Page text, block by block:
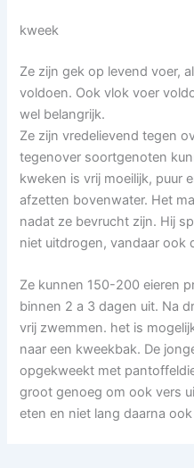
kweek
Ze zijn gek op levend voer,
voldoen. Ook vlok voer
wel belangrijk.
Ze zijn vredelievend tegen
tegenover soortgenoten
kweken is vrij moeilijk, puur
afzetten bovenwater. Het
nadat ze bevrucht zijn. Hij
niet uitdrogen, vandaar ook
Ze kunnen 150-200 eieren
binnen 2 a 3 dagen uit. Na
vrij zwemmen. het is
naar een kweekbak. De
opgekweekt met
groot genoeg om ook vers
eten en niet lang daarna